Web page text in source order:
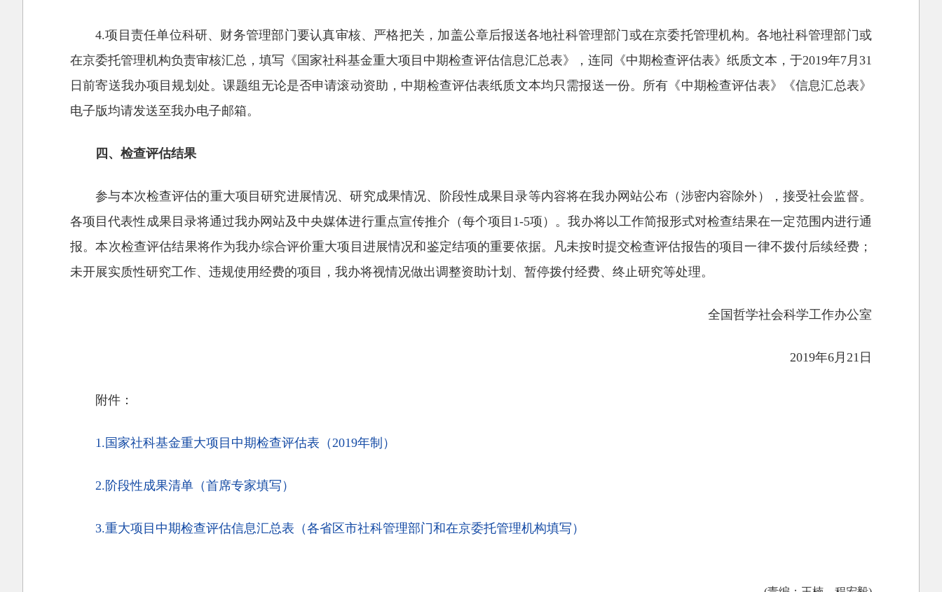
4.项目责任单位科研、财务管理部门要认真审核、严格把关，加盖公章后报送各地社科管理部门或在京委托管理机构。各地社科管理部门或
在京委托管理机构负责审核汇总，填写《国家社科基金重大项目中期检查评估信息汇总表》，连同《中期检查评估表》纸质文本，于2019年7月31
日前寄送我办项目规划处。课题组无论是否申请滚动资助，中期检查评估表纸质文本均只需报送一份。所有《中期检查评估表》《信息汇总表》
电子版均请发送至我办电子邮箱。
四、检查评估结果
参与本次检查评估的重大项目研究进展情况、研究成果情况、阶段性成果目录等内容将在我办网站公布（涉密内容除外），接受社会监督。
各项目代表性成果目录将通过我办网站及中央媒体进行重点宣传推介（每个项目1-5项）。我办将以工作简报形式对检查结果在一定范围内进行通
报。本次检查评估结果将作为我办综合评价重大项目进展情况和鉴定结项的重要依据。凡未按时提交检查评估报告的项目一律不拨付后续经费；
未开展实质性研究工作、违规使用经费的项目，我办将视情况做出调整资助计划、暂停拨付经费、终止研究等处理。
全国哲学社会科学工作办公室
2019年6月21日
附件：
1.国家社科基金重大项目中期检查评估表（2019年制）
2.阶段性成果清单（首席专家填写）
3.重大项目中期检查评估信息汇总表（各省区市社科管理部门和在京委托管理机构填写）